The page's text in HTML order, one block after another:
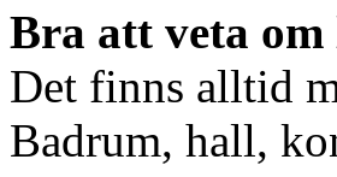
Bra att veta
Det finns alltid
Badrum, hall,